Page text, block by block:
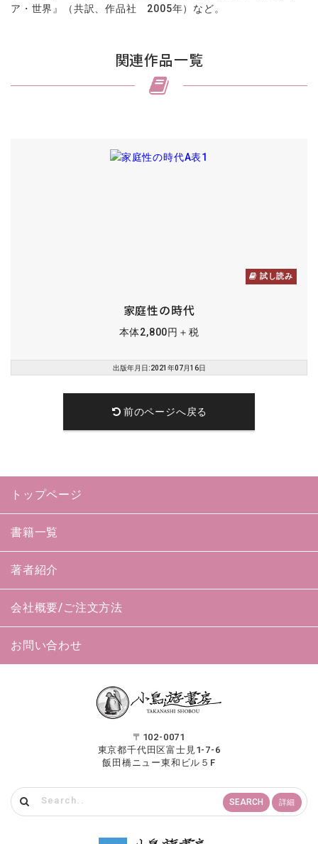
ア・世界』（共訳、作品社 2005年）など。
関連作品一覧
試し読み
家庭性の時代
本体2,800円＋税
出版年月日:2021年07月16日
前のページへ戻る
トップページ
書籍一覧
著者紹介
会社概要/ご注文方法
お問い合わせ
〒102-0071
東京都千代田区富士見1-7-6
飯田橋ニュー東和ビル５F
SEARCH 詳細